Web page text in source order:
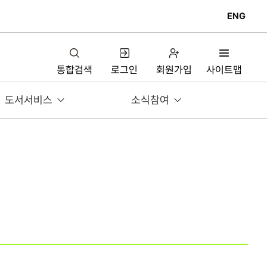
ENG
통합검색 로그인 회원가입 사이트맵
도서서비스 소식참여